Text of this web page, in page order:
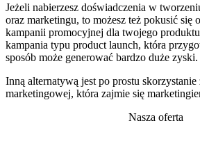
Jeżeli nabierzesz doświadczenia w
oraz marketingu, to możesz też pokusić się
kampanii promocyjnej dla twojego
kampania typu product launch, która
sposób może generować bardzo duże zyski.
Inną alternatywą jest po prostu
marketingowej, która zajmie się
Nasza oferta